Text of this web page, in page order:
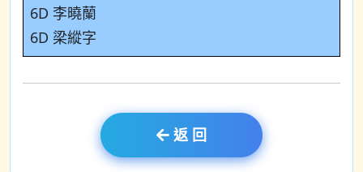
6D 李曉蘭
6D 梁縱字
返 回